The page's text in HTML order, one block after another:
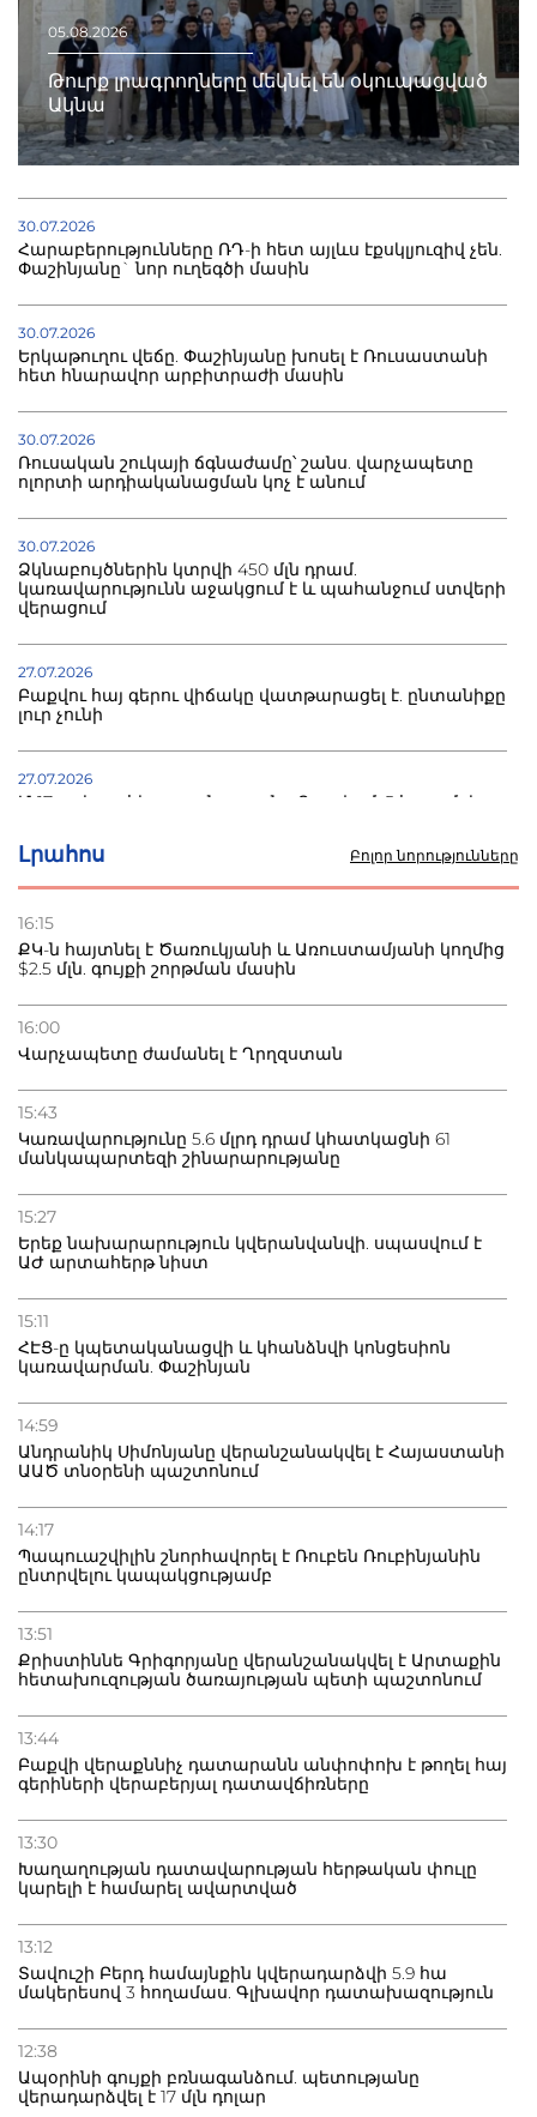
Լրահոս Բոլոր նորությունները
16:15
ՔԿ-ն հայտնել է Ծառուկյանի և Առուստամյանի կողմից
$2.5 մլն. գույքի շորթման մասին
16:00
Վարչապետը ժամանել է Ղրղզստան
15:43
Կառավարությունը 5.6 մլրդ դրամ կհատկացնի 61
մանկապարտեզի շինարարությանը
15:27
Երեք նախարարություն կվերանվանվի. սպասվում է
ԱԺ արտահերթ նիստ
15:11
ՀԷՑ-ը կպետականացվի և կհանձնվի կոնցեսիոն
կառավարման. Փաշինյան
14:59
Անդրանիկ Սիմոնյանը վերանշանակվել է Հայաստանի
ԱԱԾ տնօրենի պաշտոնում
14:17
Պապուաշվիլին շնորհավորել է Ռուբեն Ռուբինյանին
ընտրվելու կապակցությամբ
13:51
Քրիստիննե Գրիգորյանը վերանշանակվել է Արտաքին
հետախուզության ծառայության պետի պաշտոնում
13:44
Բաքվի վերաքննիչ դատարանն անփոփոխ է թողել հայ
գերիների վերաբերյալ դատավճիռները
13:30
Խաղաղության դատավարության հերթական փուլը
կարելի է համարել ավարտված
13:12
Տավուշի Բերդ համայնքին կվերադարձվի 5.9 հա
մակերեսով 3 հողամաս. Գլխավոր դատախազություն
12:38
Ապօրինի գույքի բռնագանձում. պետությանը
վերադարձվել է 17 մլն դոլար
05.08.2026
Թուրք լրագրողները մեկնել են օկուպացված
Ակնա
30.07.2026
Հարաբերությունները ՌԴ-ի հետ այլևս էքսկլյուզիվ չեն.
Փաշինյանը` նոր ուղեգծի մասին
30.07.2026
Երկաթուղու վեճը. Փաշինյանը խոսել է Ռուսաստանի
հետ հնարավոր արբիտրաժի մասին
30.07.2026
Ռուսական շուկայի ճգնաժամը՝ շանս. վարչապետը
ոլորտի արդիականացման կոչ է անում
30.07.2026
Ձկնաբույծներին կտրվի 450 մլն դրամ.
կառավարությունն աջակցում է և պահանջում ստվերի
վերացում
27.07.2026
Բաքվու հայ գերու վիճակը վատթարացել է. ընտանիքը
լուր չունի
27.07.2026
Մ-17 աշխարհի առաջնությունը Բաքվում. 5 հայ ըմբիշ
22.07.2026
տուժածներ կան
բնակվել Ռուսաստանում
Բաքվի բանտից գեներալ Մանուկյանը դիմել է
Փաշինյանին